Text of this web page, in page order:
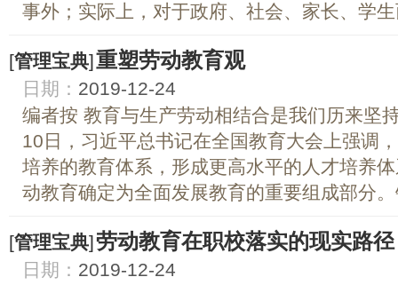
事外；实际上，对于政府、社会、家长、学
[管理宝典]重塑劳动教育观
日期： 2019-12-24
编者按 教育与生产劳动相结合是我们历来坚
10日，习近平总书记在全国教育大会上强调
培养的教育体系，形成更高水平的人才培养
动教育确定为全面发展教育的重要组成部分
[管理宝典]劳动教育在职校落实的现实路径
日期： 2019-12-24